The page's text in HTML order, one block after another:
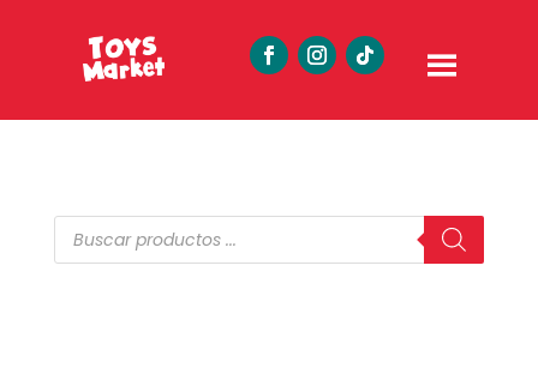
Búsqueda
de
productos